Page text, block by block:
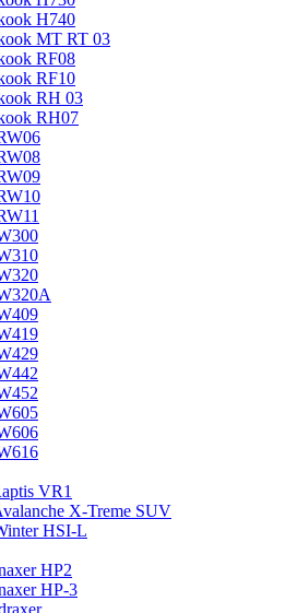
H740
MT RT 03
RF08
RF10
RH 03
RH07
VR1
X-Treme SUV
HSI-L
HP2
HP-3